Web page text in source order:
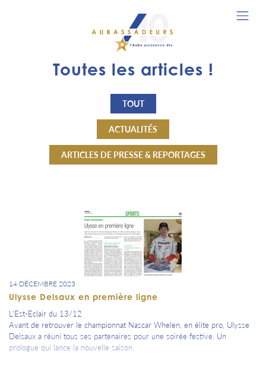
Toutes les articles !
TOUT
ACTUALITÉS
ARTICLES DE PRESSE & REPORTAGES
14 DÉCEMBRE 2023
Ulysse Delsaux en première ligne
L'Est-Eclair du 13/12
Avant de retrouver le championnat Nascar Whelen, en élite pro, Ulysse
Delsaux a réuni tous ses partenaires pour une soirée festive. Un
prologue qui lance la nouvelle saison.